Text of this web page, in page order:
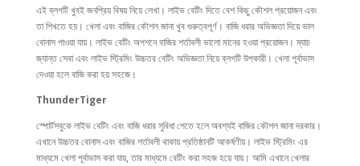
এই ব্লগটি খুবই জনপ্রিয় বিষয় নিয়ে লেখা। লাইভ বেটিং দিতে বেশ কিছু কৌশল প্রয়োজন এবং
তা শিখতে হয়। খেলা এবং বাজির কৌশল জানা খুব গুরুত্বপূর্ণ। বাজি ধরার অভিজ্ঞতা দিয়ে ভাল
বোনাস পাওয়া যায়। লাইভ বেটিং অপশনে বাজির শর্তাবলী ভালো মানের হওয়া প্রয়োজন। ম্যাচ
জ্যান্ত সেবা এবং লাইভ স্ট্রিমিং উচ্চতর বেটিং অভিজ্ঞতা নিয়ে ব্লগটি উপকারী। খেলা পূর্বাভাস
দেওয়া হলে বাজি করা হয় সহজে।
ThunderTiger
স্পোর্টসবুকে লাইভ বেটিং এবং বাজি ধরার সুবিধা পেতে হলে অবশ্যই বাজির কৌশল জানা দরকার।
এখানে উচ্চতর বোনাস এবং বাজির শর্তাবলী থাকায় প্রতিষ্ঠানটি আকর্ষণীয়। লাইভ স্ট্রিমিং এর
মাধ্যমে খেলা পূর্বাভাস করা যায়, তার মাধ্যমে বেটিং করা সহজ হয়ে যায়। আমি এখানে খেলার